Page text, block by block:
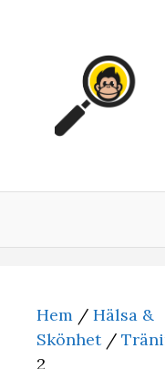
Hem / Hälsa &
Skönhet/
2